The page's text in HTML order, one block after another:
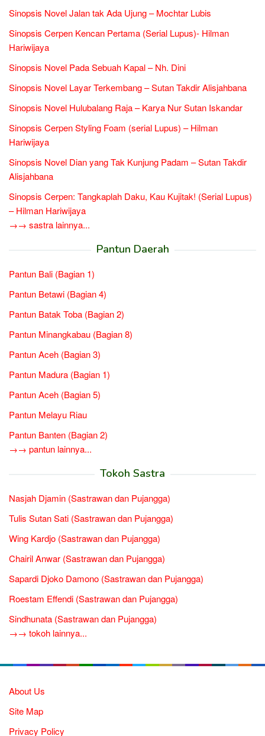
Sinopsis Novel Jalan tak Ada Ujung – Mochtar Lubis
Sinopsis Cerpen Kencan Pertama (Serial Lupus)- Hilman
Hariwijaya
Sinopsis Novel Pada Sebuah Kapal – Nh. Dini
Sinopsis Novel Layar Terkembang – Sutan Takdir Alisjahbana
Sinopsis Novel Hulubalang Raja – Karya Nur Sutan Iskandar
Sinopsis Cerpen Styling Foam (serial Lupus) – Hilman
Hariwijaya
Sinopsis Novel Dian yang Tak Kunjung Padam – Sutan Takdir
Alisjahbana
Sinopsis Cerpen: Tangkaplah Daku, Kau Kujitak! (Serial Lupus)
– Hilman Hariwijaya
→→ sastra lainnya...
Pantun Daerah
Pantun Bali (Bagian 1)
Pantun Betawi (Bagian 4)
Pantun Batak Toba (Bagian 2)
Pantun Minangkabau (Bagian 8)
Pantun Aceh (Bagian 3)
Pantun Madura (Bagian 1)
Pantun Aceh (Bagian 5)
Pantun Melayu Riau
Pantun Banten (Bagian 2)
→→ pantun lainnya...
Tokoh Sastra
Nasjah Djamin (Sastrawan dan Pujangga)
Tulis Sutan Sati (Sastrawan dan Pujangga)
Wing Kardjo (Sastrawan dan Pujangga)
Chairil Anwar (Sastrawan dan Pujangga)
Sapardi Djoko Damono (Sastrawan dan Pujangga)
Roestam Effendi (Sastrawan dan Pujangga)
Sindhunata (Sastrawan dan Pujangga)
→→ tokoh lainnya...
About Us
Site Map
Privacy Policy